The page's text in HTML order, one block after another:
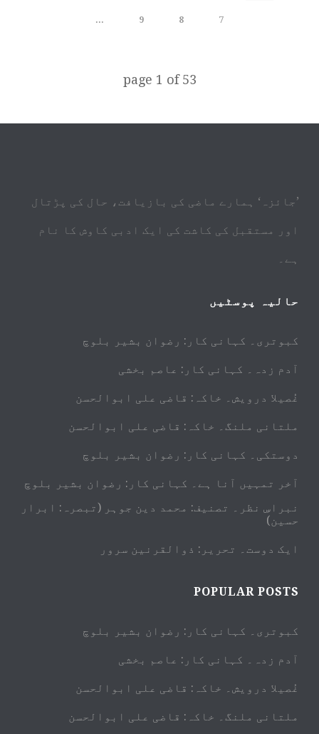
7
8
9
...
page 1 of53
’جائزہ‘ ہمارے ماضی کی بازیافت، حال کی پڑتال
اور مستقبل کی کاشت کی ایک ادبی کاوش کا نام
ہے۔
حالیہ پوسٹیں
کبوتری۔ کہانی کار: رضوان بشیر بلوچ
آدم زدہ۔ کہانی کار: عاصم بخشی
غُصیلا درویش۔ خاکہ: قاضی علی ابوالحسن
ملتانی ملنگ۔ خاکہ: قاضی علی ابوالحسن
دوستکی۔ کہانی کار: رضوان بشیر بلوچ
آخر تمہیں آنا ہے۔ کہانی کار: رضوان بشیر بلوچ
نبراسِ نظر۔ تصنیف: محمد دین جوہر (تبصرہ: ابرار
حسین)
ایک دوست۔ تحریر: ذوالقرنین سرور
POPULAR POSTS
کبوتری۔ کہانی کار: رضوان بشیر بلوچ
آدم زدہ۔ کہانی کار: عاصم بخشی
غُصیلا درویش۔ خاکہ: قاضی علی ابوالحسن
ملتانی ملنگ۔ خاکہ: قاضی علی ابوالحسن